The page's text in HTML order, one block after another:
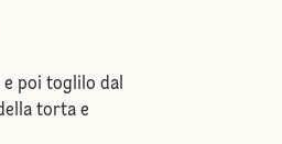
poi toglilo dal
torta e